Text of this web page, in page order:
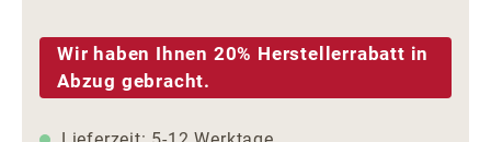
Wir haben Ihnen 20% Herstellerrabatt in
Abzug gebracht.